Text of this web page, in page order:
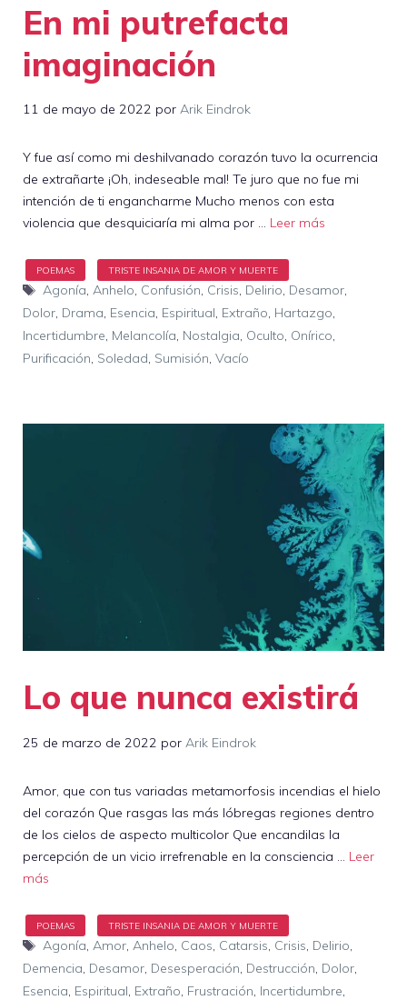
En mi putrefacta
imaginación
11 de mayo de 2022 por Arik Eindrok
Y fue así como mi deshilvanado corazón tuvo la ocurrencia
de extrañarte ¡Oh, indeseable mal! Te juro que no fue mi
intención de ti engancharme Mucho menos con esta
violencia que desquiciaría mi alma por … Leer más
Etiquetas
Agonía, Anhelo, Confusión, Crisis, Delirio, Desamor,
Dolor, Drama, Esencia, Espiritual, Extraño, Hartazgo,
Incertidumbre, Melancolía, Nostalgia, Oculto, Onírico,
Purificación, Soledad, Sumisión, Vacío
Lo que nunca existirá
25 de marzo de 2022 por Arik Eindrok
Amor, que con tus variadas metamorfosis incendias el hielo
del corazón Que rasgas las más lóbregas regiones dentro
de los cielos de aspecto multicolor Que encandilas la
percepción de un vicio irrefrenable en la consciencia … Leer
más
Etiquetas
Agonía Amor, Anhelo Caos Catarsis Crisis Delirio
Demencia Desamor Desesperación Destrucción Dolor
Esencia Espiritual Extraño Frustración Incertidumbre